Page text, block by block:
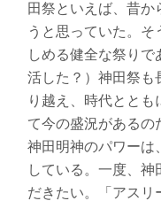
田祭といえば、昔か
うと思っていた。
しめる健全な祭り
活した？）神田祭も
り越え、時代とと
て今の盛況があるの
神田明神のパワーは
している。一度、
だきたい。「アスリ